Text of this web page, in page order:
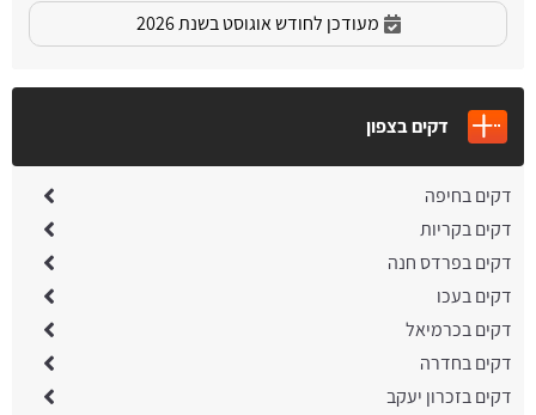
מעודכן לחודש אוגוסט בשנת 2026
דקים בצפון
דקים בחיפה
דקים בקריות
דקים בפרדס חנה
דקים בעכו
דקים בכרמיאל
דקים בחדרה
דקים בזכרון יעקב